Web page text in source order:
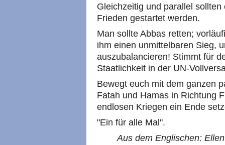
Gleichzeitig und parallel
Frieden gestartet werden.
Man sollte Abbas retten;
ihm einen unmittelbaren Sieg,
auszubalancieren! Stimmt für
Staatlichkeit in der UN-
Bewegt euch mit dem ganzen
Fatah und Hamas in Richtung
endlosen Kriegen ein Ende
"Ein für alle Mal".
Aus dem Englischen: